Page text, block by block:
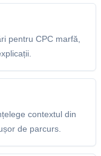
pentru CPC marfă,
contextul din
de parcurs.